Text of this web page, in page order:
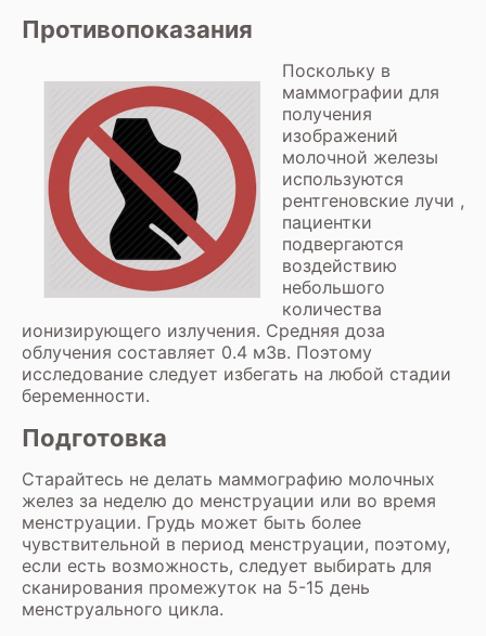
Противопоказания
Поскольку в
маммографии для
получения
изображений
молочной железы
используются
рентгеновские лучи ,
пациентки
подвергаются
воздействию
небольшого
количества
ионизирующего излучения. Средняя доза
облучения составляет 0.4 мЗв. Поэтому
исследование следует избегать на любой стадии
беременности.
Подготовка
Старайтесь не делать маммографию молочных
желез за неделю до менструации или во время
менструации. Грудь может быть более
чувствительной в период менструации, поэтому,
если есть возможность, следует выбирать для
сканирования промежуток на 5-15 день
менструального цикла.